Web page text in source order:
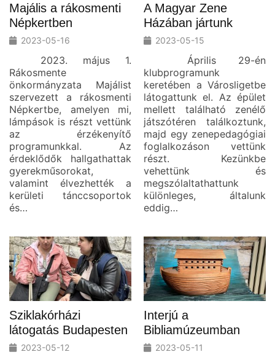
Majális a rákosmenti
Népkertben
2023-05-16
2023. május 1.
Rákosmente
önkormányzata Majálist
szervezett a rákosmenti
Népkertbe, amelyen mi,
lámpások is részt vettünk
az érzékenyítő
programunkkal. Az
érdeklődők hallgathattak
gyerekműsorokat,
valamint élvezhették a
kerületi tánccsoportok
és…
A Magyar Zene
Házában jártunk
2023-05-15
Április 29-én
klubprogramunk
keretében a Városligetbe
látogattunk el. Az épület
mellett található zenélő
játszótéren találkoztunk,
majd egy zenepedagógiai
foglalkozáson vettünk
részt. Kezünkbe
vehettünk és
megszólaltathattunk
különleges, általunk
eddig…
Sziklakórházi
látogatás Budapesten
2023-05-12
Interjú a
Bibliamúzeumban
2023-05-11